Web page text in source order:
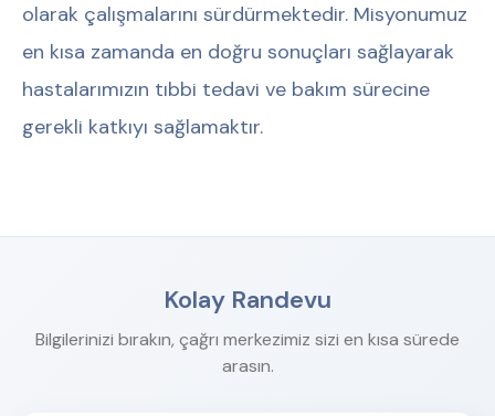
olarak çalışmalarını sürdürmektedir. Misyonumuz
en kısa zamanda en doğru sonuçları sağlayarak
hastalarımızın tıbbi tedavi ve bakım sürecine
gerekli katkıyı sağlamaktır.
Kolay Randevu
Bilgilerinizi bırakın, çağrı merkezimiz sizi en kısa sürede
arasın.